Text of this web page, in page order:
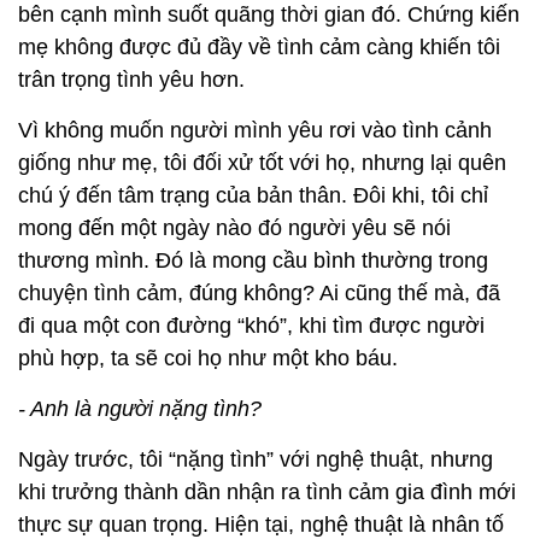
bên cạnh mình suốt quãng thời gian đó. Chứng kiến
mẹ không được đủ đầy về tình cảm càng khiến tôi
trân trọng tình yêu hơn.
Vì không muốn người mình yêu rơi vào tình cảnh
giống như mẹ, tôi đối xử tốt với họ, nhưng lại quên
chú ý đến tâm trạng của bản thân. Đôi khi, tôi chỉ
mong đến một ngày nào đó người yêu sẽ nói
thương mình. Đó là mong cầu bình thường trong
chuyện tình cảm, đúng không? Ai cũng thế mà, đã
đi qua một con đường “khó”, khi tìm được người
phù hợp, ta sẽ coi họ như một kho báu.
- Anh là người nặng tình?
Ngày trước, tôi “nặng tình” với nghệ thuật, nhưng
khi trưởng thành dần nhận ra tình cảm gia đình mới
thực sự quan trọng. Hiện tại, nghệ thuật là nhân tố